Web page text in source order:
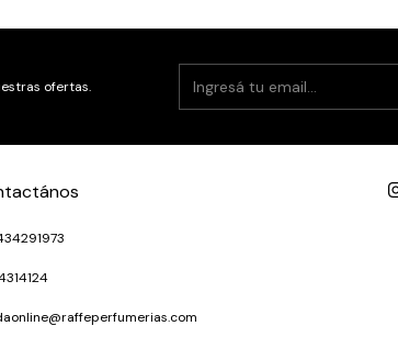
ofertas.